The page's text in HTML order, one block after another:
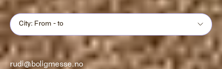
City: From - to
rudi@boligmesse.no